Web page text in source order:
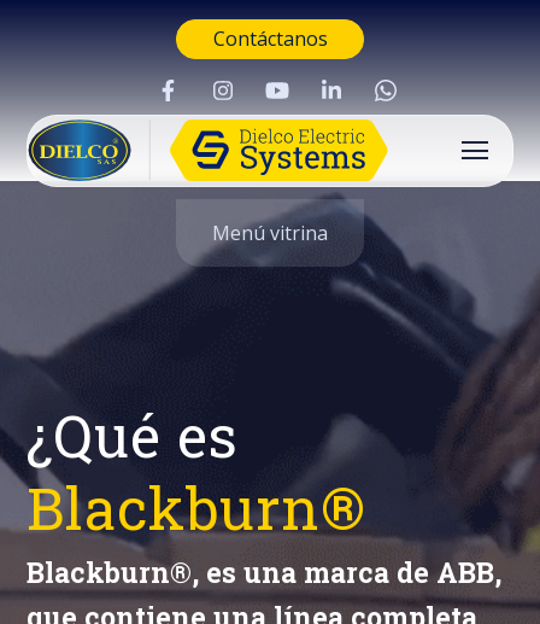
Contáctanos
Buscar
Menú vitrina
¿Qué es
Blackburn®
Blackburn®, es una marca de ABB,